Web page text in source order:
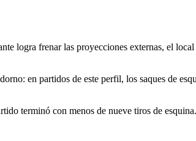
logra frenar las proyecciones externas, el
en partidos de este perfil, los saques de
terminó con menos de nueve tiros de